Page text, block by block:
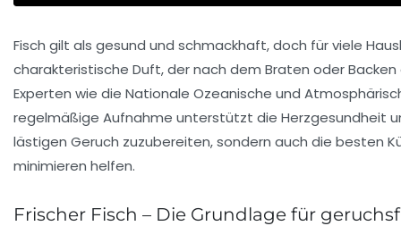
Fisch gilt als gesund und schmackhaft, doch für viele
charakteristische Duft, der nach dem Braten oder
Experten wie die Nationale Ozeanische und
regelmäßige Aufnahme unterstützt die Herzgesundheit
lästigen Geruch zuzubereiten, sondern auch die besten
minimieren helfen.
Frischer Fisch – Die Grundlage für